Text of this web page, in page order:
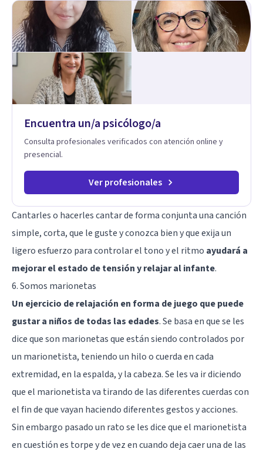
sintiéndote sostenida, acompañada y más segura de quién
eres. Mi misión es ayudarte a ordenar tu mundo interior, sanar
lo que aún pesa, fortalecer tu autoestima, transformar la
relación contigo misma y con quienes amas, y enseñarte
herramientas prácticas para navegar la vida familiar con amor,
límites sanos, serenidad y propósito. Trabajo desde una
mirada integral donde la mente, las emociones, la historia
familiar y la fe se encuentran para crear procesos
terapéuticos transformadores, cálidos y profundamente
en cada etapa de tu vida.
Encuentra un/a psicólogo/a
Consulta profesionales verificados con atención online y
presencial.
Ver profesionales
Cantarles o hacerles cantar de forma conjunta una canción
simple, corta, que le guste y conozca bien y que exija un
ligero esfuerzo para controlar el tono y el ritmo ayudará a
mejorar el estado de tensión y relajar al infante.
6. Somos marionetas
Un ejercicio de relajación en forma de juego que puede
gustar a niños de todas las edades. Se basa en que se les
dice que son marionetas que están siendo controlados por
un marionetista, teniendo un hilo o cuerda en cada
extremidad, en la espalda, y la cabeza. Se les va ir diciendo
que el marionetista va tirando de las diferentes cuerdas con
el fin de que vayan haciendo diferentes gestos y acciones.
Sin embargo pasado un rato se les dice que el marionetista
en cuestión es torpe y de vez en cuando deja caer una de las